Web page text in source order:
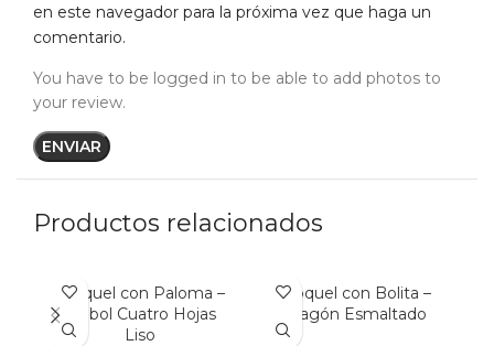
en este navegador para la próxima vez que haga un
comentario.
You have to be logged in to be able to add photos to
your review.
Productos relacionados
Broquel con Paloma –
Trébol Cuatro Hojas
Liso
Broquel con Bolita –
Dragón Esmaltado